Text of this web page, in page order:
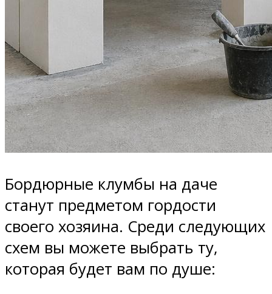
Бордюрные клумбы на даче
станут предметом гордости
своего хозяина. Среди следующих
схем вы можете выбрать ту,
которая будет вам по душе: